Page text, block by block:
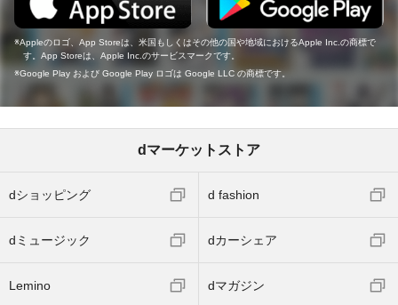
Appleのロゴ、App Storeは、米国もしくはその他の国や地域におけるApple Inc.の商標で
す。App Storeは、Apple Inc.のサービスマークです。
Google Play および Google Play ロゴは Google LLC の商標です。
dマーケットストア
dショッピング d fashion
dミュージック dカーシェア
Lemino dマガジン